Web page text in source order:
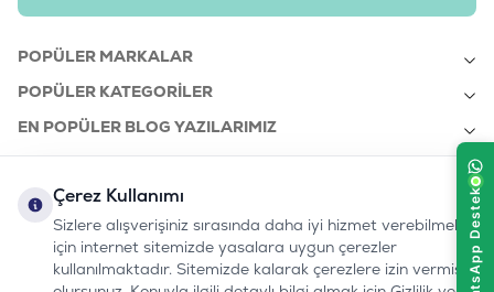
POPÜLER MARKALAR
POPÜLER KATEGORILER
EN POPÜLER BLOG YAZILARIMIZ
KURUMSAL
bizi takip edin:
Çerez Kullanımı
Sizlere alışverişiniz sırasında daha iyi hizmet verebilmek
için internet sitemizde yasalara uygun çerezler
kullanılmaktadır. Sitemizde kalarak çerezlere izin vermiş